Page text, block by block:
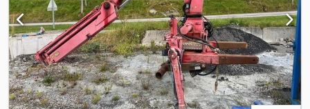
Serviço personalizado e consultoria profissional Cevoman bv.
Lenskensdijk 5 2200 Herentals Bélgica